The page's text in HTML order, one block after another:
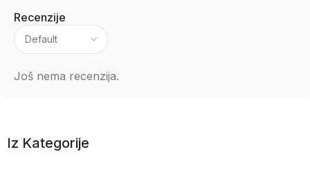
Recenzije
Još nema recenzija.
Iz Kategorije